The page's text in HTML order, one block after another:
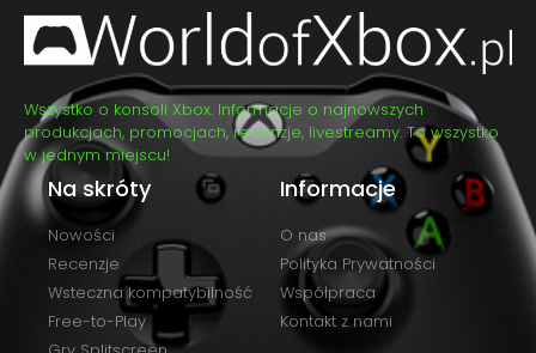
Wszystko o konsoli Xbox. Informacje o najnowszych
produkcjach, promocjach, recenzje, livestreamy. To wszystko
w jednym miejscu!
Na skróty
Nowości
Recenzje
Wsteczna kompatybilność
Free-to-Play
Informacje
O nas
Polityka Prywatności
Współpraca
Kontakt z nami